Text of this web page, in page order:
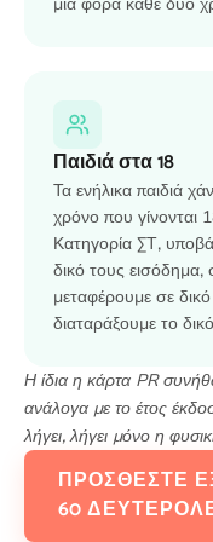
Παιδιά στα 18
Τα ενήλικα παιδιά
χρόνο που γίνονται
Κατηγορία ΣΤ,
δικό τους εισόδημα,
μεταφέρουμε σε
διαταράξουμε το
Η ίδια η κάρτα PR
ανάλογα με το έτος
λήγει, λήγει μόνο η
ΠΡΟΣΘΈΣΤΕ
60